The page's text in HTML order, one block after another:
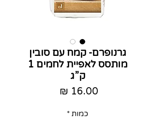
גרנופרם- קמח עם סובין
מותסס לאפיית לחמים 1
ק”ג
כמות *